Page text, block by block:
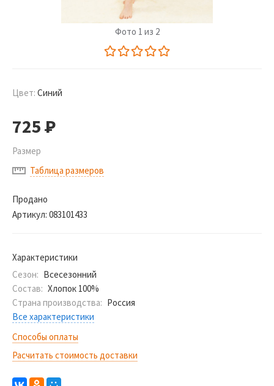
Фото 1 из 2
Цвет: Синий
725Р
Размер
Таблица размеров
Продано
Артикул: 083101433
Характеристики
Сезон: Всесезонний
Состав: Хлопок 100%
Страна производства: Россия
Все характеристики
Способы оплаты
Расчитать стоимость доставки